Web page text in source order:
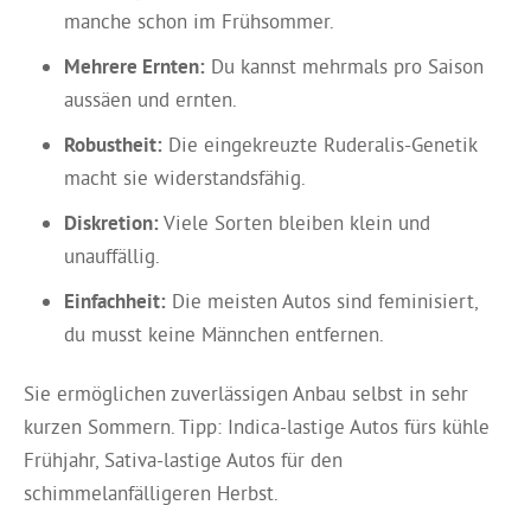
manche schon im Frühsommer.
Mehrere Ernten: Du kannst mehrmals pro Saison
aussäen und ernten.
Robustheit: Die eingekreuzte Ruderalis-Genetik
macht sie widerstandsfähig.
Diskretion: Viele Sorten bleiben klein und
unauffällig.
Einfachheit: Die meisten Autos sind feminisiert,
du musst keine Männchen entfernen.
Sie ermöglichen zuverlässigen Anbau selbst in sehr
kurzen Sommern. Tipp: Indica-lastige Autos fürs kühle
Frühjahr, Sativa-lastige Autos für den
schimmelanfälligeren Herbst.